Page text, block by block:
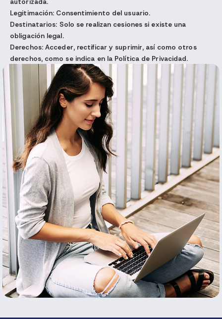
Legitimación: Consentimiento del usuario.
Destinatarios: Solo se realizan cesiones si existe una
obligación legal.
Derechos:Acceder, rectificar y suprimir, así como otros
derechos, como se indica en la Política de Privacidad.